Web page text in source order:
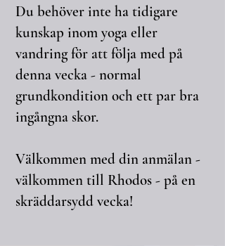
Du behöver inte ha tidigare
kunskap inom yoga eller
vandring för att följa med på
denna vecka - normal
grundkondition och ett par bra
ingångna skor.
Välkommen med din anmälan -
välkommen till Rhodos - på en
skräddarsydd vecka!